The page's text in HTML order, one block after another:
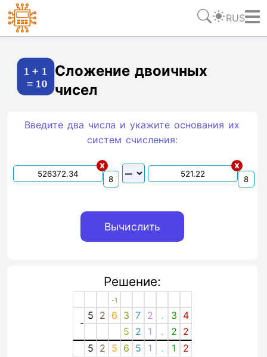
RUS
Сложение двоичных
чисел
Введите два числа и укажите основания их
систем счиcления:
x x
Решение:
-1
-
5 2 6 3 7 2 . 3 4
5 2 1 . 2 2
5 2 5 6 5 1 . 1 2